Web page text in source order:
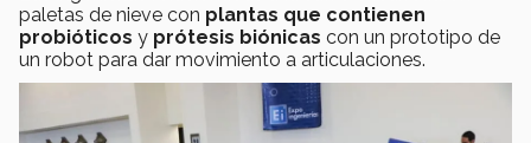
paletas de nieve con plantas que contienen
probióticos y prótesis biónicas con un prototipo de
un robot para dar movimiento a articulaciones.